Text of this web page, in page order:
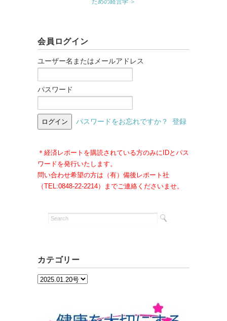
ための経営学 ＞
会員ログイン
ユーザー名またはメールアドレス
パスワード
パスワードをお忘れですか？ 登録
＊経済レポートを購読されている方のみにIDとパス
ワードを発行いたします。
問い合わせ希望の方は（有）備後レポート社
（TEL:0848-22-2214）までご連絡くださいませ。
カテゴリー
カ